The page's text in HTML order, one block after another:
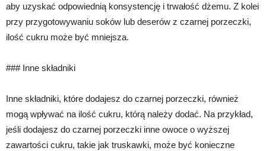
aby uzyskać odpowiednią konsystencję i trwałość dżemu. Z kolei
przy przygotowywaniu soków lub deserów z czarnej porzeczki,
ilość cukru może być mniejsza.
### Inne składniki
Inne składniki, które dodajesz do czarnej porzeczki, również
mogą wpływać na ilość cukru, którą należy dodać. Na przykład,
jeśli dodajesz do czarnej porzeczki inne owoce o wyższej
zawartości cukru, takie jak truskawki, może być konieczne